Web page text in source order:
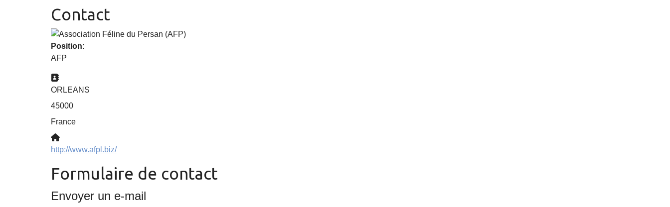
Contact
Position:
AFP
Adresse:
ORLEANS
45000
France
Site Web:
http://www.afpl.biz/
Formulaire de contact
Envoyer un e-mail